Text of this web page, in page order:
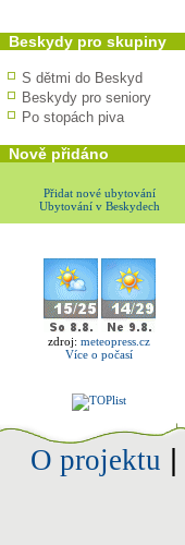
Beskydy pro skupiny
S dětmi do Beskyd
Beskydy pro seniory
Po stopách piva
Nově přidáno
Přidat nové ubytování
Ubytování v Beskydech
zdroj: meteopress.cz
Více o počasí
O projektu